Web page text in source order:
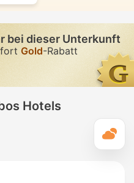
bei dieser Unterkunft
Gold-Rabatt
Hotels